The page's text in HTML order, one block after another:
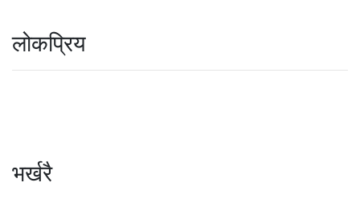
लोकप्रिय
भर्खरै